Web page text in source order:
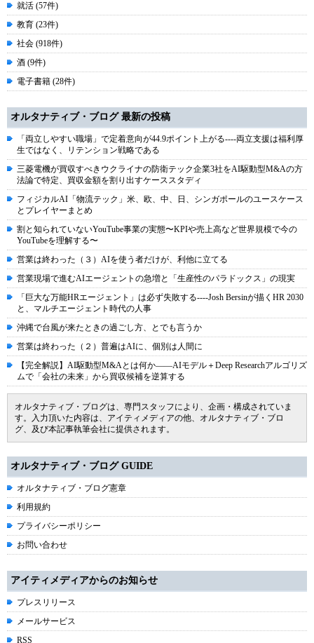
就活 (57件)
教育 (23件)
社会 (918件)
酒 (9件)
電子書籍 (28件)
オルタナティブ・ブログ 最新の投稿
「両立しやすい職場」で定着意向が44.9ポイント上がる----両立支援は福利厚
生ではなく、リテンション戦略である
三菱電機が買収すべきウクライナの防衛テック企業3社をAI駆動型M&Aの方
法論で特定、買収金額を割り出すケーススタディ
フィジカルAI「物流テック」米、欧、中、日、シンガポールのユースケース
とプレイヤーまとめ
割と知られていないYouTube事業の実態〜KPIや売上高など世界規模で今の
YouTubeを理解する〜
営業は終わった（３）AIを使う者だけが、利他に立てる
営業現場で進むAIエージェントの急増と「生産性のパラドックス」の現実
「巨大な万能HRエージェント」は必ず失敗する----Josh Bersinが描くHR 2030
と、マルチエージェント時代の人事
沖縄で台風が来たときの過ごし方、とでも言うか
営業は終わった（２）普遍はAIに、個別は人間に
【完全解説】AI駆動型M&Aとは何か――AIモデル＋Deep Researchアルゴリズ
ムで「会社の未来」から買収候補を逆算する
オルタナティブ・ブログは、専門スタッフにより、企画・構成されていま
す。入力頂いた内容は、アイティメディアの他、オルタナティブ・ブロ
グ、及び本記事執筆会社に提供されます。
オルタナティブ・ブログ GUIDE
オルタナティブ・ブログ憲章
利用規約
プライバシーポリシー
お問い合わせ
アイティメディアからのお知らせ
プレスリリース
メールサービス
RSS